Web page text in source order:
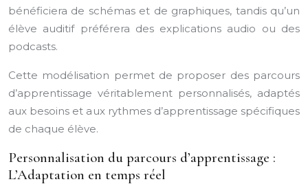
bénéficiera de schémas et de graphiques, tandis qu’un
élève auditif préférera des explications audio ou des
podcasts.
Cette modélisation permet de proposer des parcours
d’apprentissage véritablement personnalisés, adaptés
aux besoins et aux rythmes d’apprentissage spécifiques
de chaque élève.
Personnalisation du parcours d’apprentissage :
L’Adaptation en temps réel